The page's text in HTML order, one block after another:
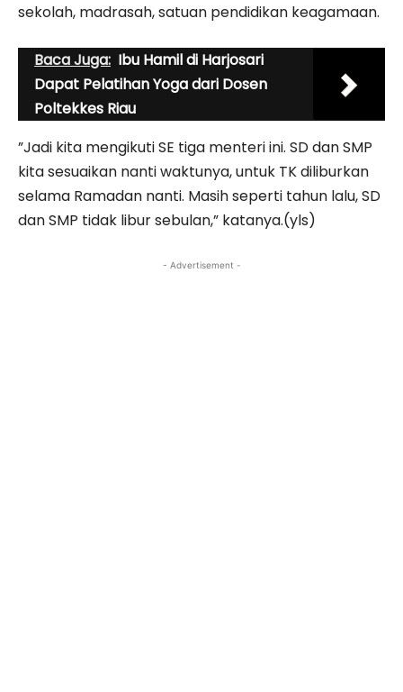
sekolah, madrasah, satuan pendidikan keagamaan.
Baca Juga: Ibu Hamil di Harjosari
Dapat Pelatihan Yoga dari Dosen
Poltekkes Riau
”Jadi kita mengikuti SE tiga menteri ini. SD dan SMP
kita sesuaikan nanti waktunya, untuk TK diliburkan
selama Ramadan nanti. Masih seperti tahun lalu, SD
dan SMP tidak libur sebulan,” katanya.(yls)
- Advertisement -